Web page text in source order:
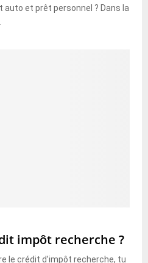
et prêt personnel ? Dans la
impôt recherche ?
le crédit d’impôt recherche, tu